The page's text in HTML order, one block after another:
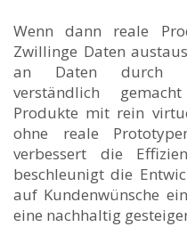
Wenn dann reale
Zwillinge Daten
an Daten durch
verständlich
Produkte mit rein
ohne reale
verbessert die
beschleunigt die
auf Kundenwünsche
eine nachhaltig